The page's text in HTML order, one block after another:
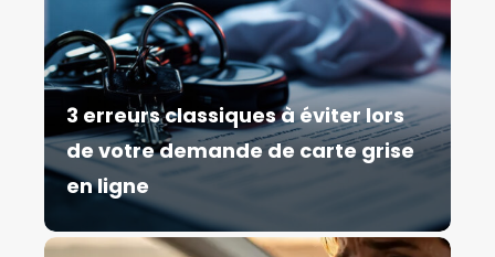
3 erreurs classiques à éviter lors
de votre demande de carte grise
en ligne